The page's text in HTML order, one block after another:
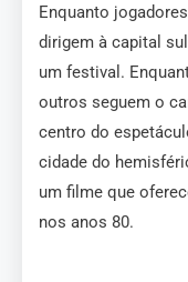
Enquanto
dirigem à capital
um festival.
outros seguem o
centro do
cidade do
um filme que
nos anos 80.